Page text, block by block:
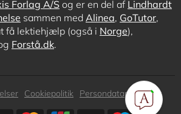
Forlag A/S og er en del af Lindhardt
sammen med Alinea, GoTutor,
få lektiehjælp (også i Norge),
Forstå.dk.
Cookiepolitik
Persondatapolitik